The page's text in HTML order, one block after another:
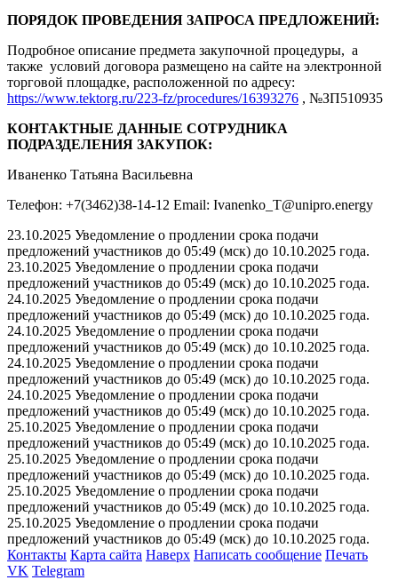
ПОРЯДОК ПРОВЕДЕНИЯ ЗАПРОСА ПРЕДЛОЖЕНИЙ:
Подробное описание предмета закупочной процедуры, а
также условий договора размещено на сайте на электронной
торговой площадке, расположенной по адресу:
https://www.tektorg.ru/223-fz/procedures/16393276 , №ЗП510935
КОНТАКТНЫЕ ДАННЫЕ СОТРУДНИКА
ПОДРАЗДЕЛЕНИЯ ЗАКУПОК:
Иваненко Татьяна Васильевна
Телефон: +7(3462)38-14-12 Email: Ivanenko_T@unipro.energy
23.10.2025 Уведомление о продлении срока подачи
предложений участников до 05:49 (мск) до 10.10.2025 года.
23.10.2025 Уведомление о продлении срока подачи
предложений участников до 05:49 (мск) до 10.10.2025 года.
24.10.2025 Уведомление о продлении срока подачи
предложений участников до 05:49 (мск) до 10.10.2025 года.
24.10.2025 Уведомление о продлении срока подачи
предложений участников до 05:49 (мск) до 10.10.2025 года.
24.10.2025 Уведомление о продлении срока подачи
предложений участников до 05:49 (мск) до 10.10.2025 года.
24.10.2025 Уведомление о продлении срока подачи
предложений участников до 05:49 (мск) до 10.10.2025 года.
25.10.2025 Уведомление о продлении срока подачи
предложений участников до 05:49 (мск) до 10.10.2025 года.
25.10.2025 Уведомление о продлении срока подачи
предложений участников до 05:49 (мск) до 10.10.2025 года.
25.10.2025 Уведомление о продлении срока подачи
предложений участников до 05:49 (мск) до 10.10.2025 года.
25.10.2025 Уведомление о продлении срока подачи
предложений участников до 05:49 (мск) до 10.10.2025 года.
Контакты Карта сайта Наверх Написать сообщение Печать
VK Telegram